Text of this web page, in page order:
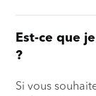
Est-ce que
?
Si vous